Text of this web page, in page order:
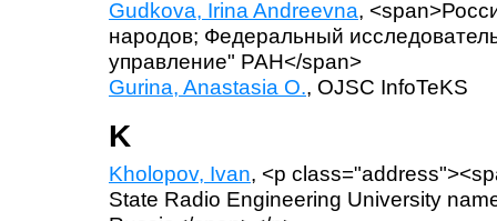
Gudkova, Irina Andreevna,
народов; Федеральный
управление" РАН</span>
Gurina, Anastasia O., OJSC InfoTeKS
K
Kholopov, Ivan, <p
State Radio Engineering University